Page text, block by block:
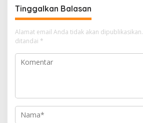
Tinggalkan Balasan
Alamat email Anda tidak akan dipublikasikan.
ditandai *